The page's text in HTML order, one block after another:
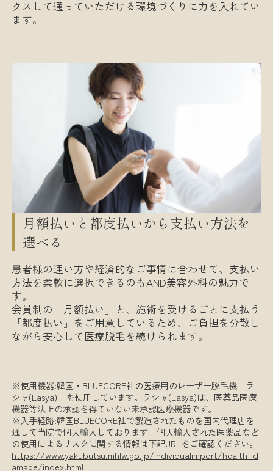
クスして通っていただける環境づくりに力を入れてい
ます。
月額払いと都度払いから支払い方法を
選べる
患者様の通い方や経済的なご事情に合わせて、支払い
方法を柔軟に選択できるのもAND美容外科の魅力で
す。
会員制の「月額払い」と、施術を受けるごとに支払う
「都度払い」をご用意しているため、ご負担を分散し
ながら安心して医療脱毛を続けられます。
※使用機器:韓国・BLUECORE社の医療用のレーザー脱毛機「ラ
シャ(Lasya)」を使用しています。ラシャ(Lasya)は、医薬品医療
機器等法上の承認を得ていない未承認医療機器です。
※入手経路:韓国BLUECORE社で製造されたものを国内代理店を
通して当院で個人輸入しております。個人輸入された医薬品など
の使用によるリスクに関する情報は下記URLをご確認ください。
https://www.yakubutsu.mhlw.go.jp/individualimport/health_d
amage/index.html